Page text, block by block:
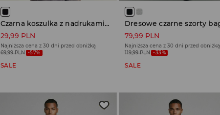
Czarna koszulka z nadrukami w stylu motoryzacyjnym
29,99 PLN
Najniższa cena z 30 dni przed obniżką
69,99 PLN -57%
SALE
79,99 PLN
Najniższa cena z 30 dni przed obniżką
119,99 PLN -33%
SALE